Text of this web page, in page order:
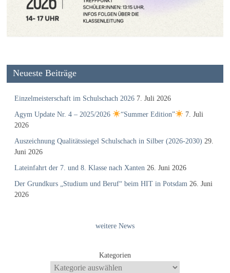
Neueste Beiträge
Einzelmeisterschaft im Schulschach 2026 7. Juli 2026
Agym Update Nr. 4 – 2025/2026 “Summer Edition”
7. Juli
2026
Auszeichnung Qualitätssiegel Schulschach in Silber (2026-2030) 29.
Juni 2026
Lateinfahrt der 7. und 8. Klasse nach Xanten 26. Juni 2026
Der Grundkurs „Studium und Beruf“ beim HIT in Potsdam 26. Juni
2026
weitere News
Kategorien